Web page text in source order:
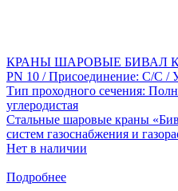
КРАНЫ ШАРОВЫЕ БИВАЛ
PN 10 / Присоединение: С/С /
Тип проходного сечения:
углеродистая
Стальные шаровые краны
систем газоснабжения и
Нет в наличии
Подробнее